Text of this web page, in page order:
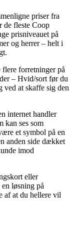
priser fra
de fleste Coop
prisniveauet på
og herrer – helt i
forretninger på
– Hvid/sort før du
ved at skaffe sig den
internet handler
kan ses som
et symbol på en
anden side dækket
imod
eller
løsning på
af at du hellere vil